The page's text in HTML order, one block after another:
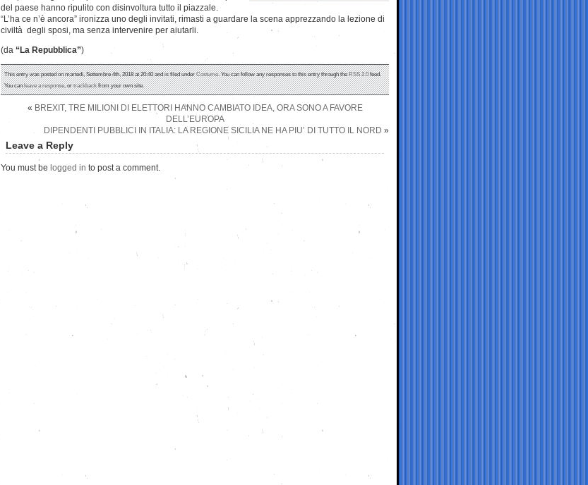
del paese hanno ripulito con disinvoltura tutto il piazzale.
“L’ha ce n’è ancora” ironizza uno degli invitati, rimasti a guardare la scena apprezzando la lezione di
civiltà degli sposi, ma senza intervenire per aiutarli.
(da “La Repubblica”)
This entry was posted on martedì, Settembre 4th, 2018 at 20:40 and is filed underCostume. You can follow any responses to this entry through theRSS 2.0feed.
You canleave a response, ortrackbackfrom your own site.
« BREXIT, TRE MILIONI DI ELETTORI HANNO CAMBIATO IDEA, ORA SONO A FAVORE
DELL’EUROPA
DIPENDENTI PUBBLICI IN ITALIA: LA REGIONE SICILIA NE HA PIU’ DI TUTTO IL NORD »
Leave a Reply
You must be logged in to post a comment.